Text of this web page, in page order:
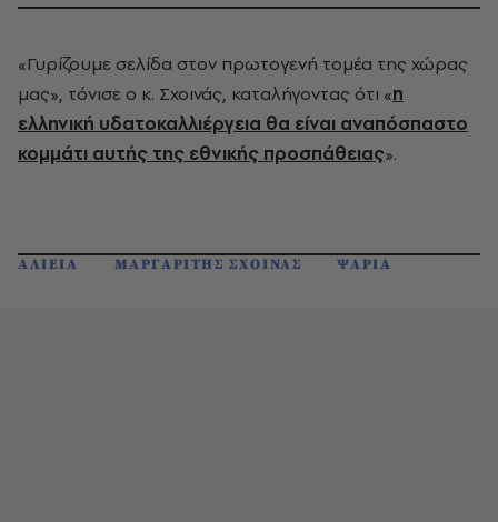
«Γυρίζουμε σελίδα στον πρωτογενή τομέα της χώρας
μας», τόνισε ο κ. Σχοινάς, καταλήγοντας ότι «η
ελληνική υδατοκαλλιέργεια θα είναι αναπόσπαστο
κομμάτι αυτής της εθνικής προσπάθειας».
ΑΛΙΕΙΑ ΜΑΡΓΑΡΙΤΗΣ ΣΧΟΙΝΑΣ ΨΑΡΙΑ